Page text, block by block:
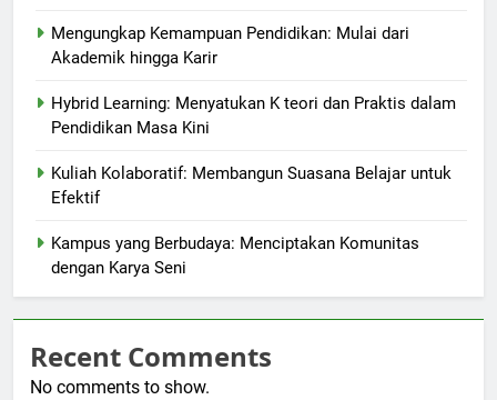
Mengungkap Kemampuan Pendidikan: Mulai dari
Akademik hingga Karir
Hybrid Learning: Menyatukan K teori dan Praktis dalam
Pendidikan Masa Kini
Kuliah Kolaboratif: Membangun Suasana Belajar untuk
Efektif
Kampus yang Berbudaya: Menciptakan Komunitas
dengan Karya Seni
Recent Comments
No comments to show.